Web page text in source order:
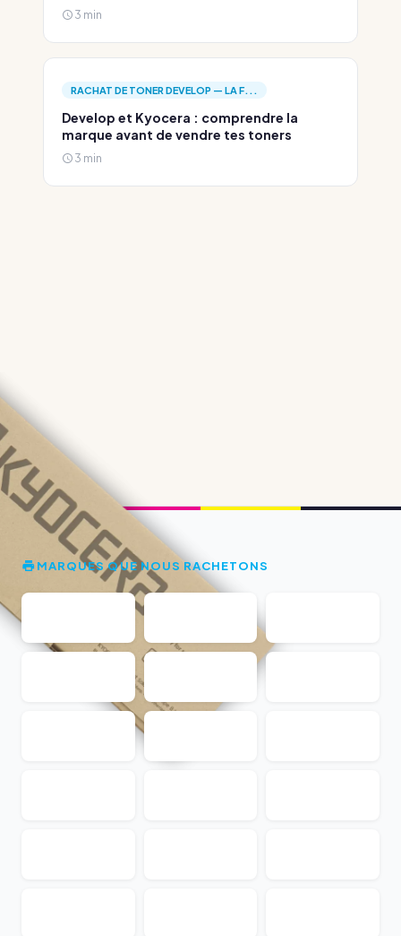
3 min
RACHAT DE TONER DEVELOP — LA F...
Develop et Kyocera : comprendre la
marque avant de vendre tes toners
3 min
MARQUES QUE NOUS RACHETONS